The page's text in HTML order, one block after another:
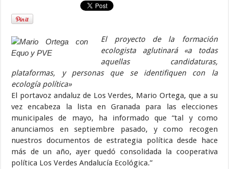
El proyecto de la formación
ecologista aglutinará «a todas
aquellas candidaturas,
plataformas, y personas que se identifiquen con la
ecología política»
El portavoz andaluz de Los Verdes, Mario Ortega, que a su
vez encabeza la lista en Granada para las elecciones
municipales de mayo, ha informado que “tal y como
anunciamos en septiembre pasado, y como recogen
nuestros documentos de estrategia política desde hace
más de un año, ayer quedó consolidada la cooperativa
política Los Verdes Andalucía Ecológica.”